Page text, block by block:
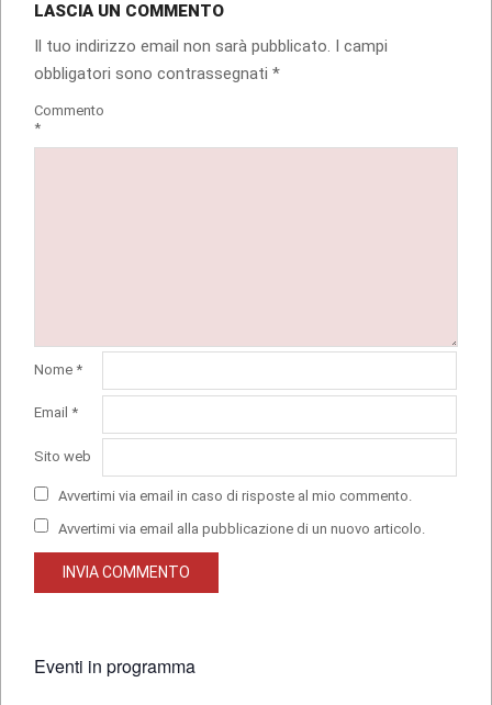
LASCIA UN COMMENTO
Il tuo indirizzo email non sarà pubblicato. I campi
obbligatori sono contrassegnati *
Commento
*
Nome *
Email *
Sito web
Avvertimi via email in caso di risposte al mio commento.
Avvertimi via email alla pubblicazione di un nuovo articolo.
Eventi in programma